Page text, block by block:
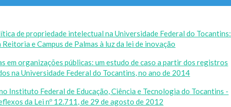
de propriedade intelectual na Universidade Federal do Tocantins:
e Campus de Palmas à luz da lei de inovação
em organizações públicas: um estudo de caso a partir dos registros
na Universidade Federal do Tocantins, no ano de 2014
Instituto Federal de Educação, Ciência e Tecnologia do Tocantins -
da Lei nº 12.711, de 29 de agosto de 2012